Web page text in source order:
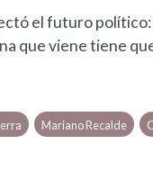
el futuro
que viene tiene
Mariano Recalde